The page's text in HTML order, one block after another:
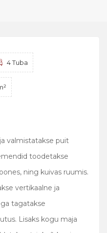
4 Tuba
valmistatakse puit
toodetakse
ning kuivas ruumis.
vertikaalne ja
tagatakse
Lisaks kogu maja